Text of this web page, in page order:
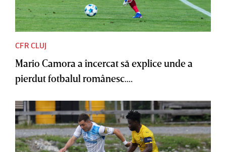
CFR CLUJ
Mario Camora a încercat să explice unde a
pierdut fotbalul românesc....